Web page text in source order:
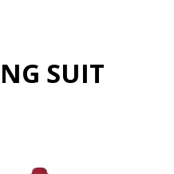
SUIT